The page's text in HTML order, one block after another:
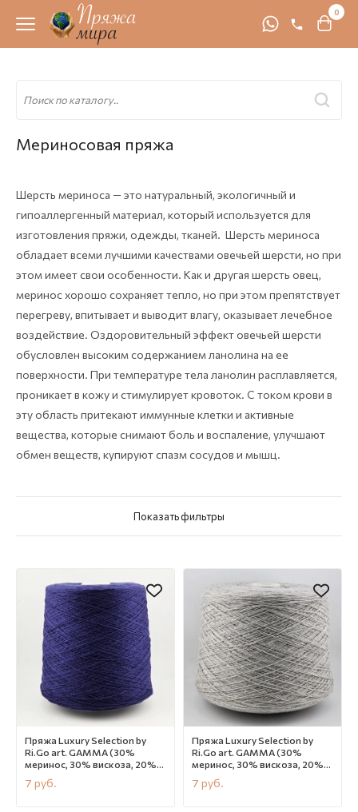
0
Мериносовая пряжа
Шерсть мериноса — это натуральный, экологичный и
гипоаллергенный материал, который используется для
изготовления пряжи, одежды, тканей. Шерсть мериноса
обладает всеми лучшими качествами овечьей шерсти, но при
этом имеет свои особенности. Как и другая шерсть овец,
меринос хорошо сохраняет тепло, но при этом препятствует
перегреву, впитывает и выводит влагу, оказывает лечебное
воздействие. Оздоровительный эффект овечьей шерсти
обусловлен высоким содержанием ланолина на ее
поверхности. При температуре тела ланолин расплавляется,
проникает в кожу и стимулирует кровоток. С током крови в
эту область притекают иммунные клетки и активные
вещества, которые снимают боль и воспаление, улучшают
обмен веществ, купируют спазм сосудов и мышц.
Показать фильтры
Пряжа Luxury Selection by
Ri.Go art. GAMMA (30%
меринос, 30% вискоза, 20%
кашемир, 20% п/а) - 36513
сине-фиолетовый
7 руб.
Пряжа Luxury Selection by
Ri.Go art. GAMMA (30%
меринос, 30% вискоза, 20%
кашемир, 20% п/а) - 36880
св.серый меланж
7 руб.